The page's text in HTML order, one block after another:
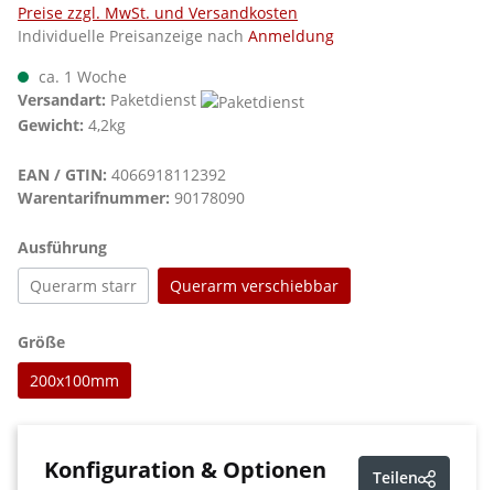
Preise zzgl. MwSt. und Versandkosten
Individuelle Preisanzeige nach Anmeldung
ca. 1 Woche
Versandart: Paketdienst
Gewicht: 4,2kg
EAN / GTIN: 4066918112392
Warentarifnummer: 90178090
Ausführungauswählen
Querarm starr
Querarm verschiebbar
Größeauswählen
200x100mm
Konfiguration & Optionen Teilen